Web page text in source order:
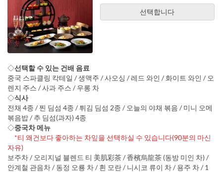
선택합니다
◇선택할 수 있는 건배 음료
중국 스파클링 칵테일 / 생맥주 / 사오싱 / 레드 와인 / 화이트 와인 / 오
렌지 주스 / 사과 주스 / 우롱 차
◇식사
전채 4종 / 찐 딤섬 4종 / 튀김 딤섬 2종 / 오늘의 야채 볶음 / 미니 오메
볶음밥 / 추 딤섬(과자) 4종
◇중국차 메뉴
*티 왜건보다 좋아하는 차잎을 선택하실 수 있습니다(90분의 마신
자유)
보주차 / 오리지널 블렌드 티 美肌彩茶 / 香檳烏龍茶 (동방 미인 차) /
안계철 관음차 / 동정 오룡 차 / 흰 모란 / 니시코 류이 차 / 용주 차 / 1